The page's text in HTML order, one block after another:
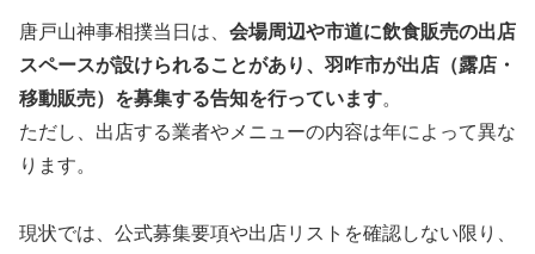
唐戸山神事相撲当日は、 会場周辺や市道に飲食販売の出店
スペースが設けられることがあり、羽咋市が出店（露店・
移動販売）を募集する告知を行っています。
ただし、出店する業者やメニューの内容は年によって異な
ります。
現状では、公式募集要項や出店リストを確認しない限り、